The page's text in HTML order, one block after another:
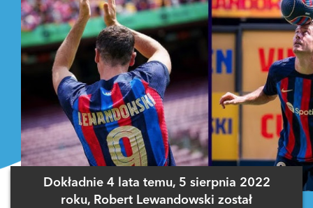
Dokładnie 4 lata temu, 5 sierpnia 2022
roku, Robert Lewandowski został